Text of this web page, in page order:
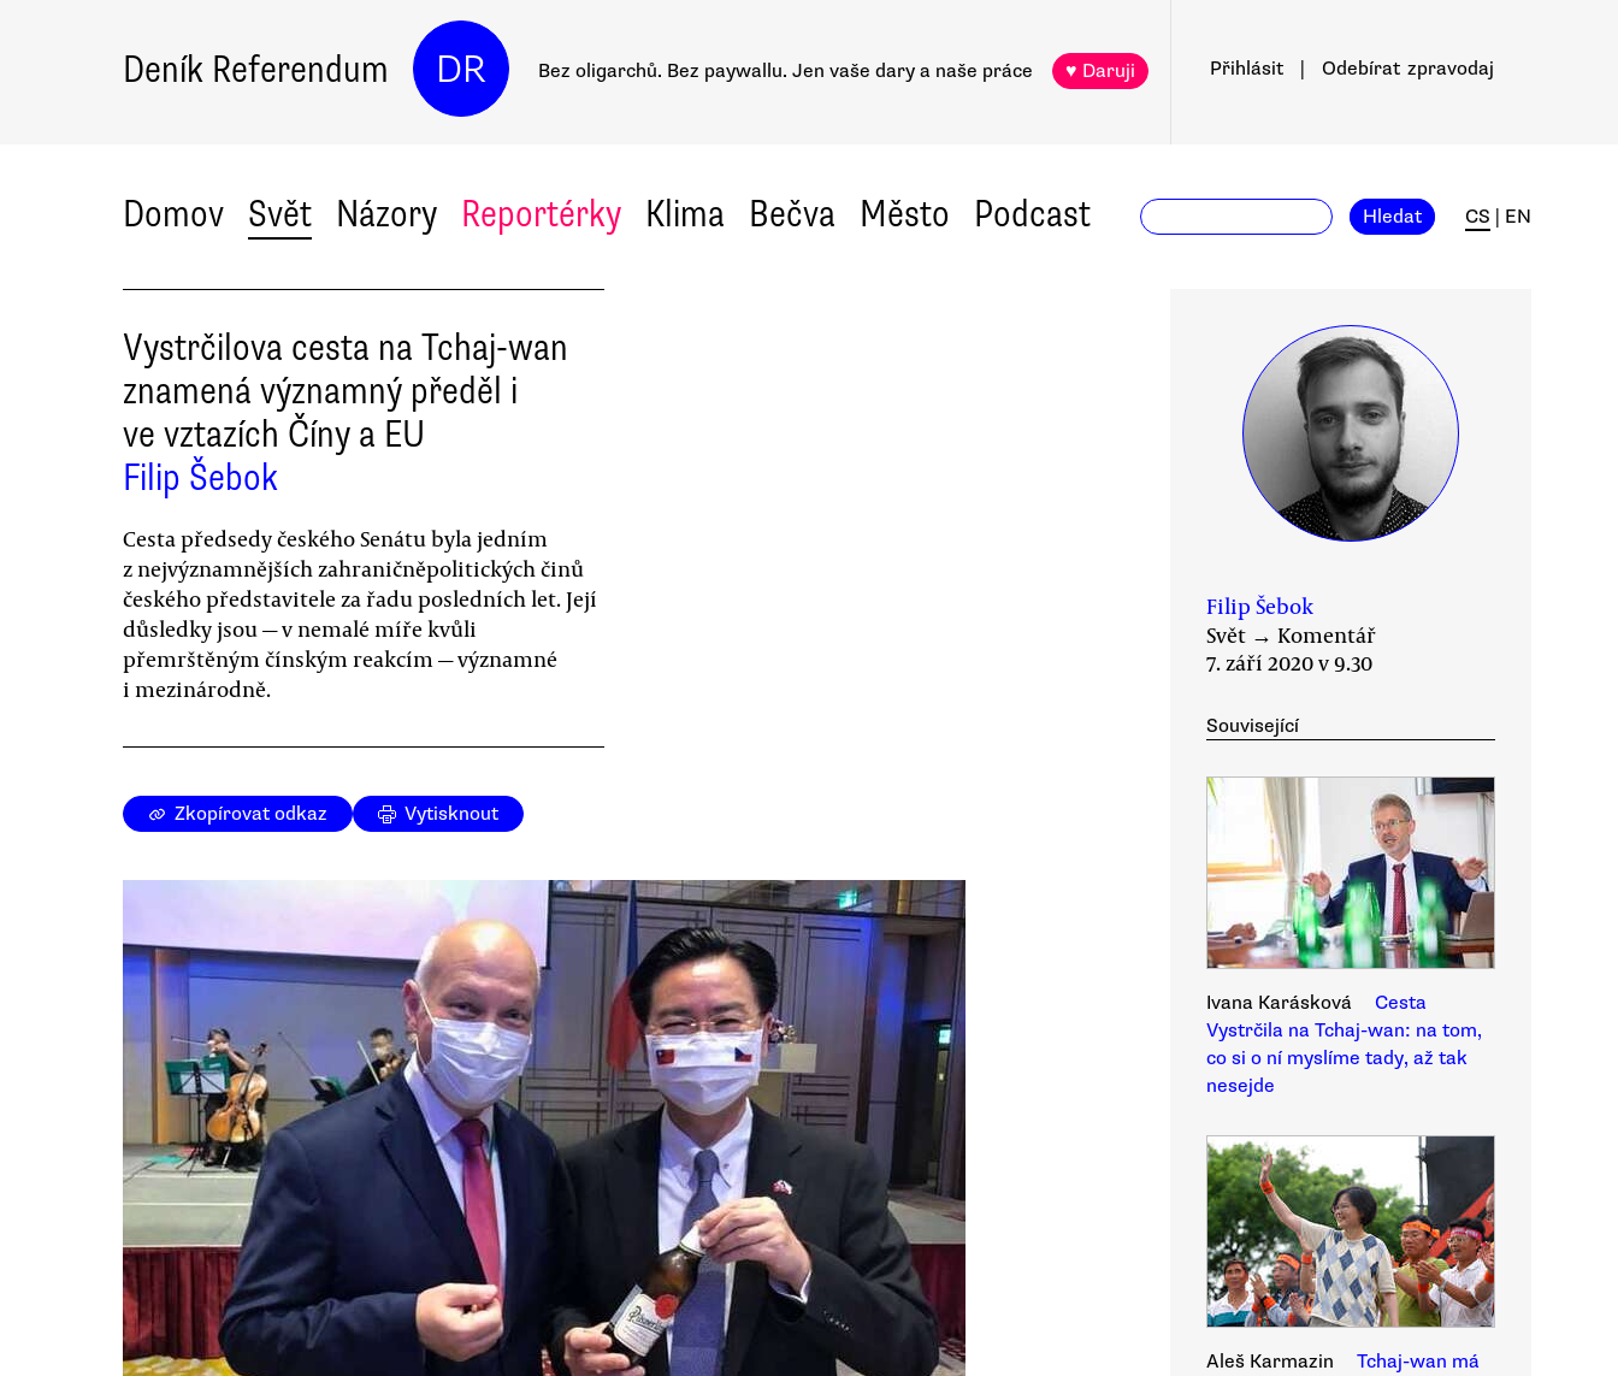
Deník Referendum DR Bez oligarchů. Bez paywallu. Jen vaše dary a naše práce ♥ Daruji Přihlásit Odebírat zpravodaj
Domov Svět Názory Reportérky Klima Bečva Město Podcast Hledat CS EN
Vystrčilova cesta na Tchaj-wan
znamená významný předěl i
ve vztazích Číny a EU
Filip Šebok
Cesta předsedy českého Senátu byla jedním
z nejvýznamnějších zahraničněpolitických činů
českého představitele za řadu posledních let. Její
důsledky jsou — v nemalé míře kvůli
přemrštěným čínským reakcím — významné
i mezinárodně.
Zkopírovat odkaz Vytisknout
Filip Šebok
Svět → Komentář
7. září 2020 v 9.30
Související
Ivana Karásková
Cesta
Vystrčila na Tchaj-wan: na tom,
co si o ní myslíme tady, až tak
nesejde
Aleš Karmazin
Tchaj-wan má